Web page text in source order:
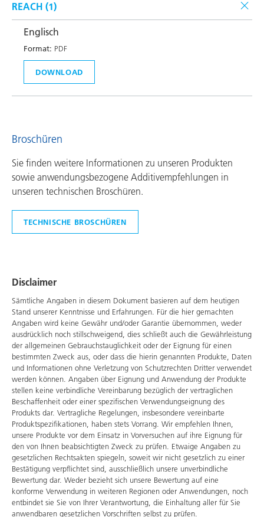
REACH (1)
Englisch
Format: PDF
DOWNLOAD
Broschüren
Sie finden weitere Informationen zu unseren Produkten
sowie anwendungsbezogene Additivempfehlungen in
unseren technischen Broschüren.
TECHNISCHE BROSCHÜREN
Disclaimer
Sämtliche Angaben in diesem Dokument basieren auf dem heutigen
Stand unserer Kenntnisse und Erfahrungen. Für die hier gemachten
Angaben wird keine Gewähr und/oder Garantie übernommen, weder
ausdrücklich noch stillschweigend, dies schließt auch die Gewährleistung
der allgemeinen Gebrauchstauglichkeit oder der Eignung für einen
bestimmten Zweck aus, oder dass die hierin genannten Produkte, Daten
und Informationen ohne Verletzung von Schutzrechten Dritter verwendet
werden können. Angaben über Eignung und Anwendung der Produkte
stellen keine verbindliche Vereinbarung bezüglich der vertraglichen
Beschaffenheit oder einer spezifischen Verwendungseignung des
Produkts dar. Vertragliche Regelungen, insbesondere vereinbarte
Produktspezifikationen, haben stets Vorrang. Wir empfehlen Ihnen,
unsere Produkte vor dem Einsatz in Vorversuchen auf ihre Eignung für
den von Ihnen beabsichtigten Zweck zu prüfen. Etwaige Angaben zu
gesetzlichen Rechtsakten spiegeln, soweit wir nicht gesetzlich zu einer
Bestätigung verpflichtet sind, ausschließlich unsere unverbindliche
Bewertung dar. Weder bezieht sich unsere Bewertung auf eine
konforme Verwendung in weiteren Regionen oder Anwendungen, noch
entbindet sie Sie von Ihrer Verantwortung, die Einhaltung aller für Sie
anwendbaren gesetzlichen Vorschriften selbst zu prüfen.